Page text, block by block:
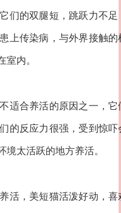
们的双腿短，跳跃力不
上传染病，与外界接触
室内。
适合养活的原因之一，
的反应力很强，受到惊
境太活跃的地方养活。
活，美短猫活泼好动，